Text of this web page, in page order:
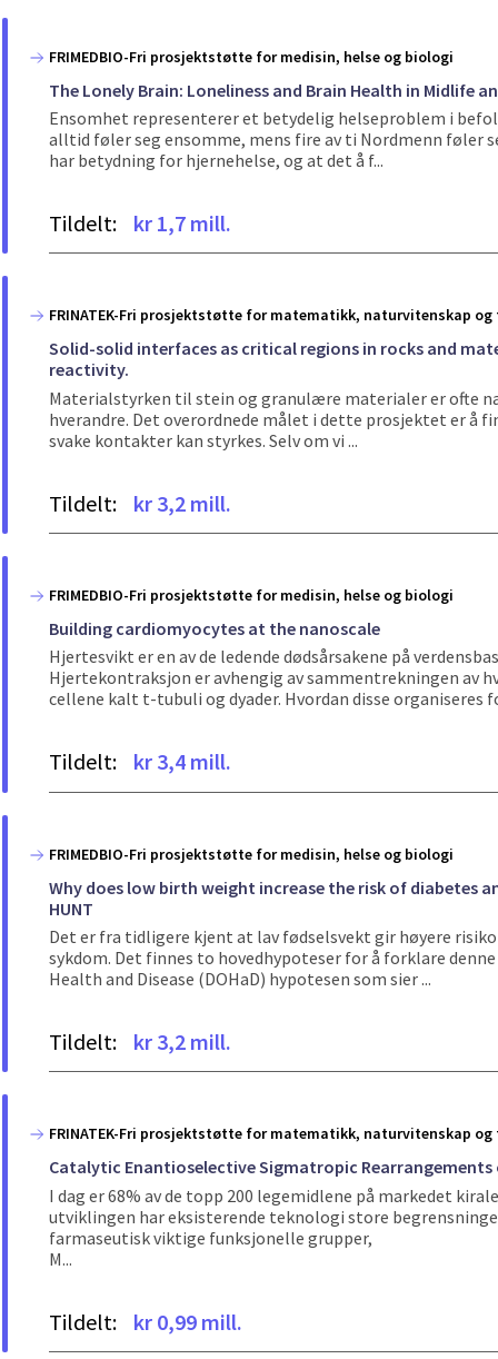
FRIMEDBIO-Fri prosjektstøtte for medisin, helse og biologi
The Lonely Brain: Loneliness and Brain Health in Midlife
Ensomhet representerer et betydelig helseproblem i
alltid føler seg ensomme, mens fire av ti Nordmenn føler
har betydning for hjernehelse, og at det å f...
Tildelt: kr 1,7 mill.
FRINATEK-Fri prosjektstøtte for matematikk, naturvitenskap
Solid-solid interfaces as critical regions in rocks and
reactivity.
Materialstyrken til stein og granulære materialer er ofte
hverandre. Det overordnede målet i dette prosjektet er å
svake kontakter kan styrkes. Selv om vi ...
Tildelt: kr 3,2 mill.
FRIMEDBIO-Fri prosjektstøtte for medisin, helse og biologi
Building cardiomyocytes at the nanoscale
Hjertesvikt er en av de ledende dødsårsakene på
Hjertekontraksjon er avhengig av sammentrekningen av
cellene kalt t-tubuli og dyader. Hvordan disse organiseres
Tildelt: kr 3,4 mill.
FRIMEDBIO-Fri prosjektstøtte for medisin, helse og biologi
Why does low birth weight increase the risk of diabetes
HUNT
Det er fra tidligere kjent at lav fødselsvekt gir høyere
sykdom. Det finnes to hovedhypoteser for å forklare
Health and Disease (DOHaD) hypotesen som sier ...
Tildelt: kr 3,2 mill.
FRINATEK-Fri prosjektstøtte for matematikk, naturvitenskap
Catalytic Enantioselective Sigmatropic Rearrangements
I dag er 68% av de topp 200 legemidlene på markedet
utviklingen har eksisterende teknologi store
farmaseutisk viktige funksjonelle grupper,
M...
Tildelt: kr 0,99 mill.